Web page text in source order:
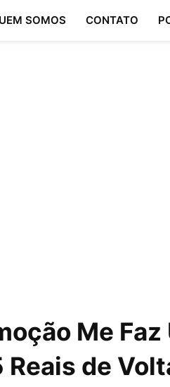
SOMOS CONTATO
Me Faz
de